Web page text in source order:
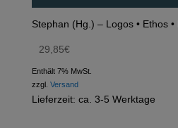
Stephan (Hg.) – Logos • Ethos •
29,85€
Enthält 7% MwSt.